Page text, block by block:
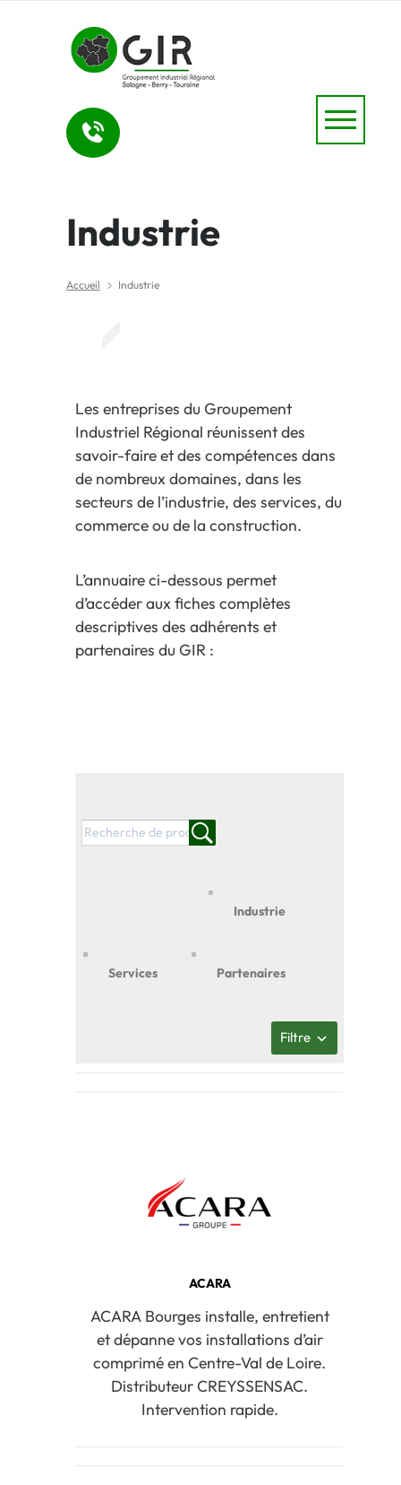
Industrie
Accueil Industrie
Les entreprises du Groupement
Industriel Régional réunissent des
savoir-faire et des compétences dans
de nombreux domaines, dans les
secteurs de l’industrie, des services, du
commerce ou de la construction.
L’annuaire ci-dessous permet
d’accéder aux fiches complètes
descriptives des adhérents et
partenaires du GIR :
Industrie
Partenaires
Services
Filtre
ACARA
ACARA Bourges installe, entretient
et dépanne vos installations d’air
comprimé en Centre-Val de Loire.
Distributeur CREYSSENSAC.
Intervention rapide.